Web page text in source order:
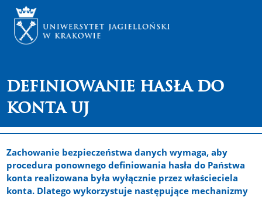
Definiowanie hasła do
konta UJ
Zachowanie bezpieczeństwa danych wymaga, aby
procedura ponownego definiowania hasła do Państwa
konta realizowana była wyłącznie przez właścieciela
konta. Dlatego wykorzystuje następujące mechanizmy